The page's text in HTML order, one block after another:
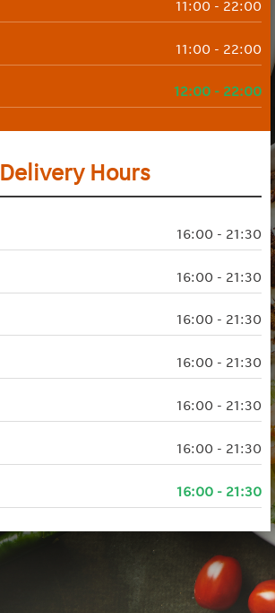
11:00 - 22:00
11:00 - 22:00
12:00 - 22:00
Delivery Hours
16:00 - 21:30
16:00 - 21:30
16:00 - 21:30
16:00 - 21:30
16:00 - 21:30
16:00 - 21:30
16:00 - 21:30